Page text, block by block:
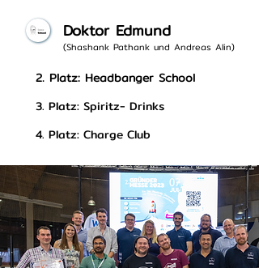
Doktor Edmund
(Shashank Pathank und Andreas Alin)
2. Platz: Headbanger School
3. Platz: Spiritz- Drinks
4. Platz: Charge Club